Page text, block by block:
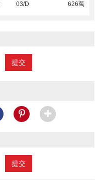
03/D 626萬
提交
提交